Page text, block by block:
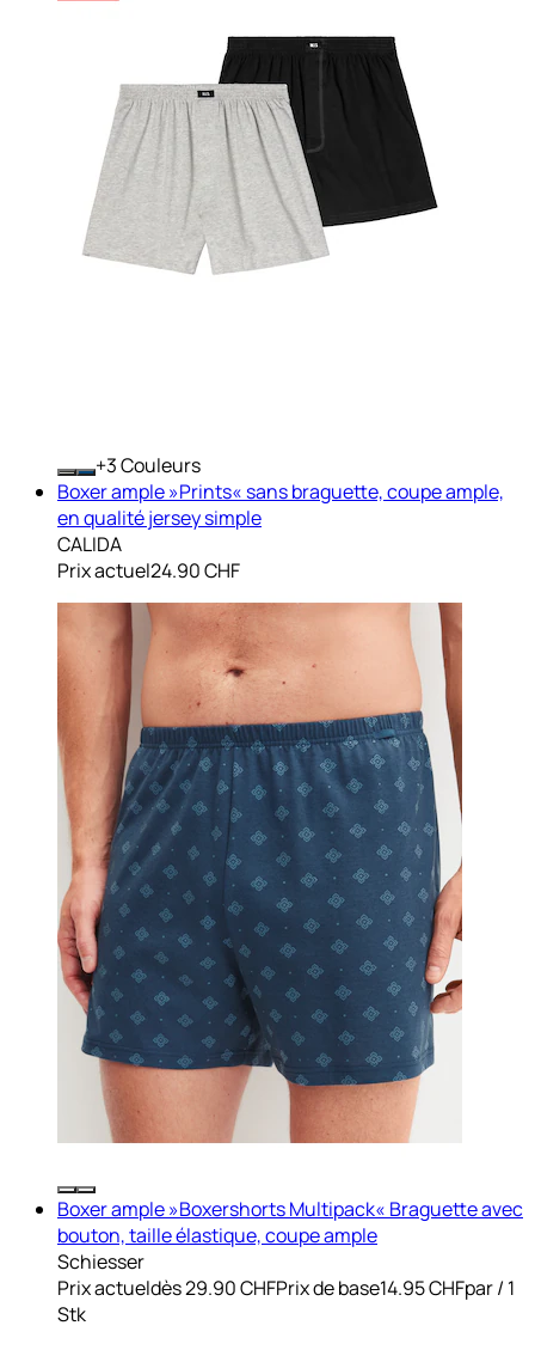
+ Couleurs
Boxer ample »Prints« sans braguette, coupe ample,
en qualité jersey simple
CALIDA
Prix actuel24.90 CHF
Boxer ample »Boxershorts Multipack« Braguette avec
bouton, taille élastique, coupe ample
Schiesser
Prix actueldès29.90 CHFPrix de base14.95 CHFpar/ 1
Stk